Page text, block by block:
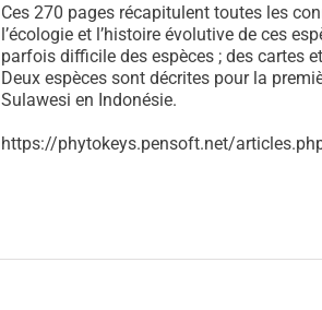
Ces 270 pages récapitulent toutes les
l’écologie et l’histoire évolutive de ces
parfois difficile des espèces ; des cartes
Deux espèces sont décrites pour la
Sulawesi en Indonésie.
https://phytokeys.pensoft.net/